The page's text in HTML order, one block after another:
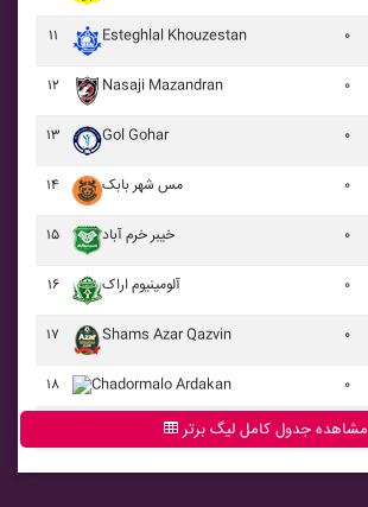
۱۱ Esteghlal Khouzestan ۰
۱۲ Nasaji Mazandran ۰
۱۳ Gol Gohar ۰
۱۴ مس شهر بابک ۰
۱۵ خيبر خرم آباد ۰
۱۶ آلومينيوم اراک ۰
۱۷ Shams Azar Qazvin ۰
۱۸ Chadormalo Ardakan ۰
مشاهده جدول کامل لیگ برتر